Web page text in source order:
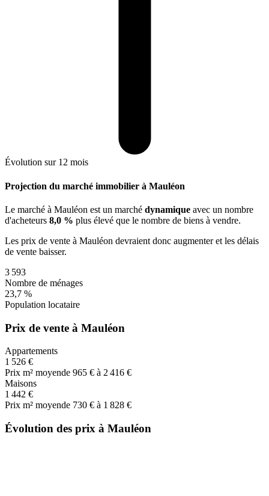
Évolution sur 12 mois
Projection du marché immobilier à Mauléon
Le marché à Mauléon est un marché dynamique avec un nombre
d'acheteurs 8,0 % plus élevé que le nombre de biens à vendre.
Les prix de vente à Mauléon devraient donc augmenteret les délais
de vente baisser.
3 593
Nombre de ménages
23,7 %
Population locataire
Prix de vente à Mauléon
Appartements
1 526 €
Prix m² moyende 965 € à 2 416 €
Maisons
1 442 €
Prix m² moyende 730 € à 1 828 €
Évolution des prix à Mauléon